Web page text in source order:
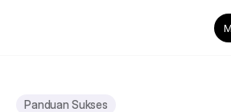
Panduan Sukses